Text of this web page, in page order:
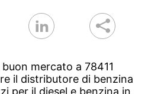
mercato a 78411
il distributore di benzina
per il diesel e benzina in